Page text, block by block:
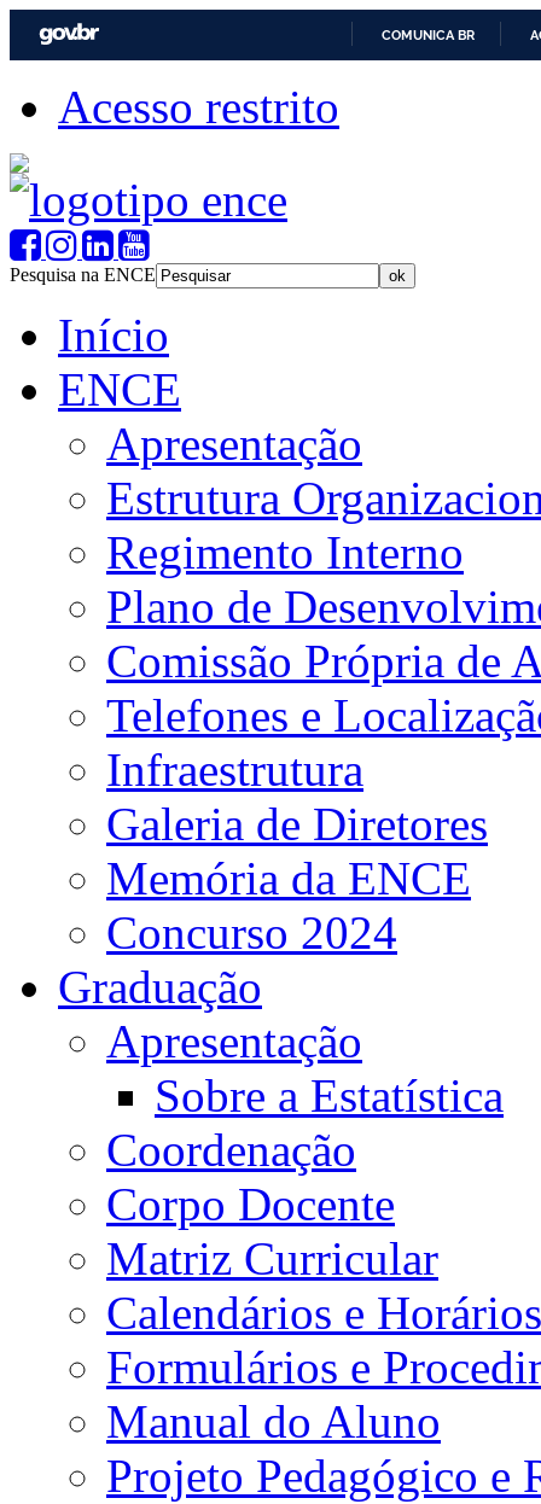
COMUNICA BR
Acesso restrito
Pesquisa na ENCE
Início
ENCE
Apresentação
Estrutura
Regimento Interno
Plano de
Comissão Própria de
Telefones e
Infraestrutura
Galeria de Diretores
Memória da ENCE
Concurso 2024
Graduação
Apresentação
Sobre a Estatística
Coordenação
Corpo Docente
Matriz Curricular
Calendários e Horários
Formulários e
Manual do Aluno
Projeto Pedagógico e